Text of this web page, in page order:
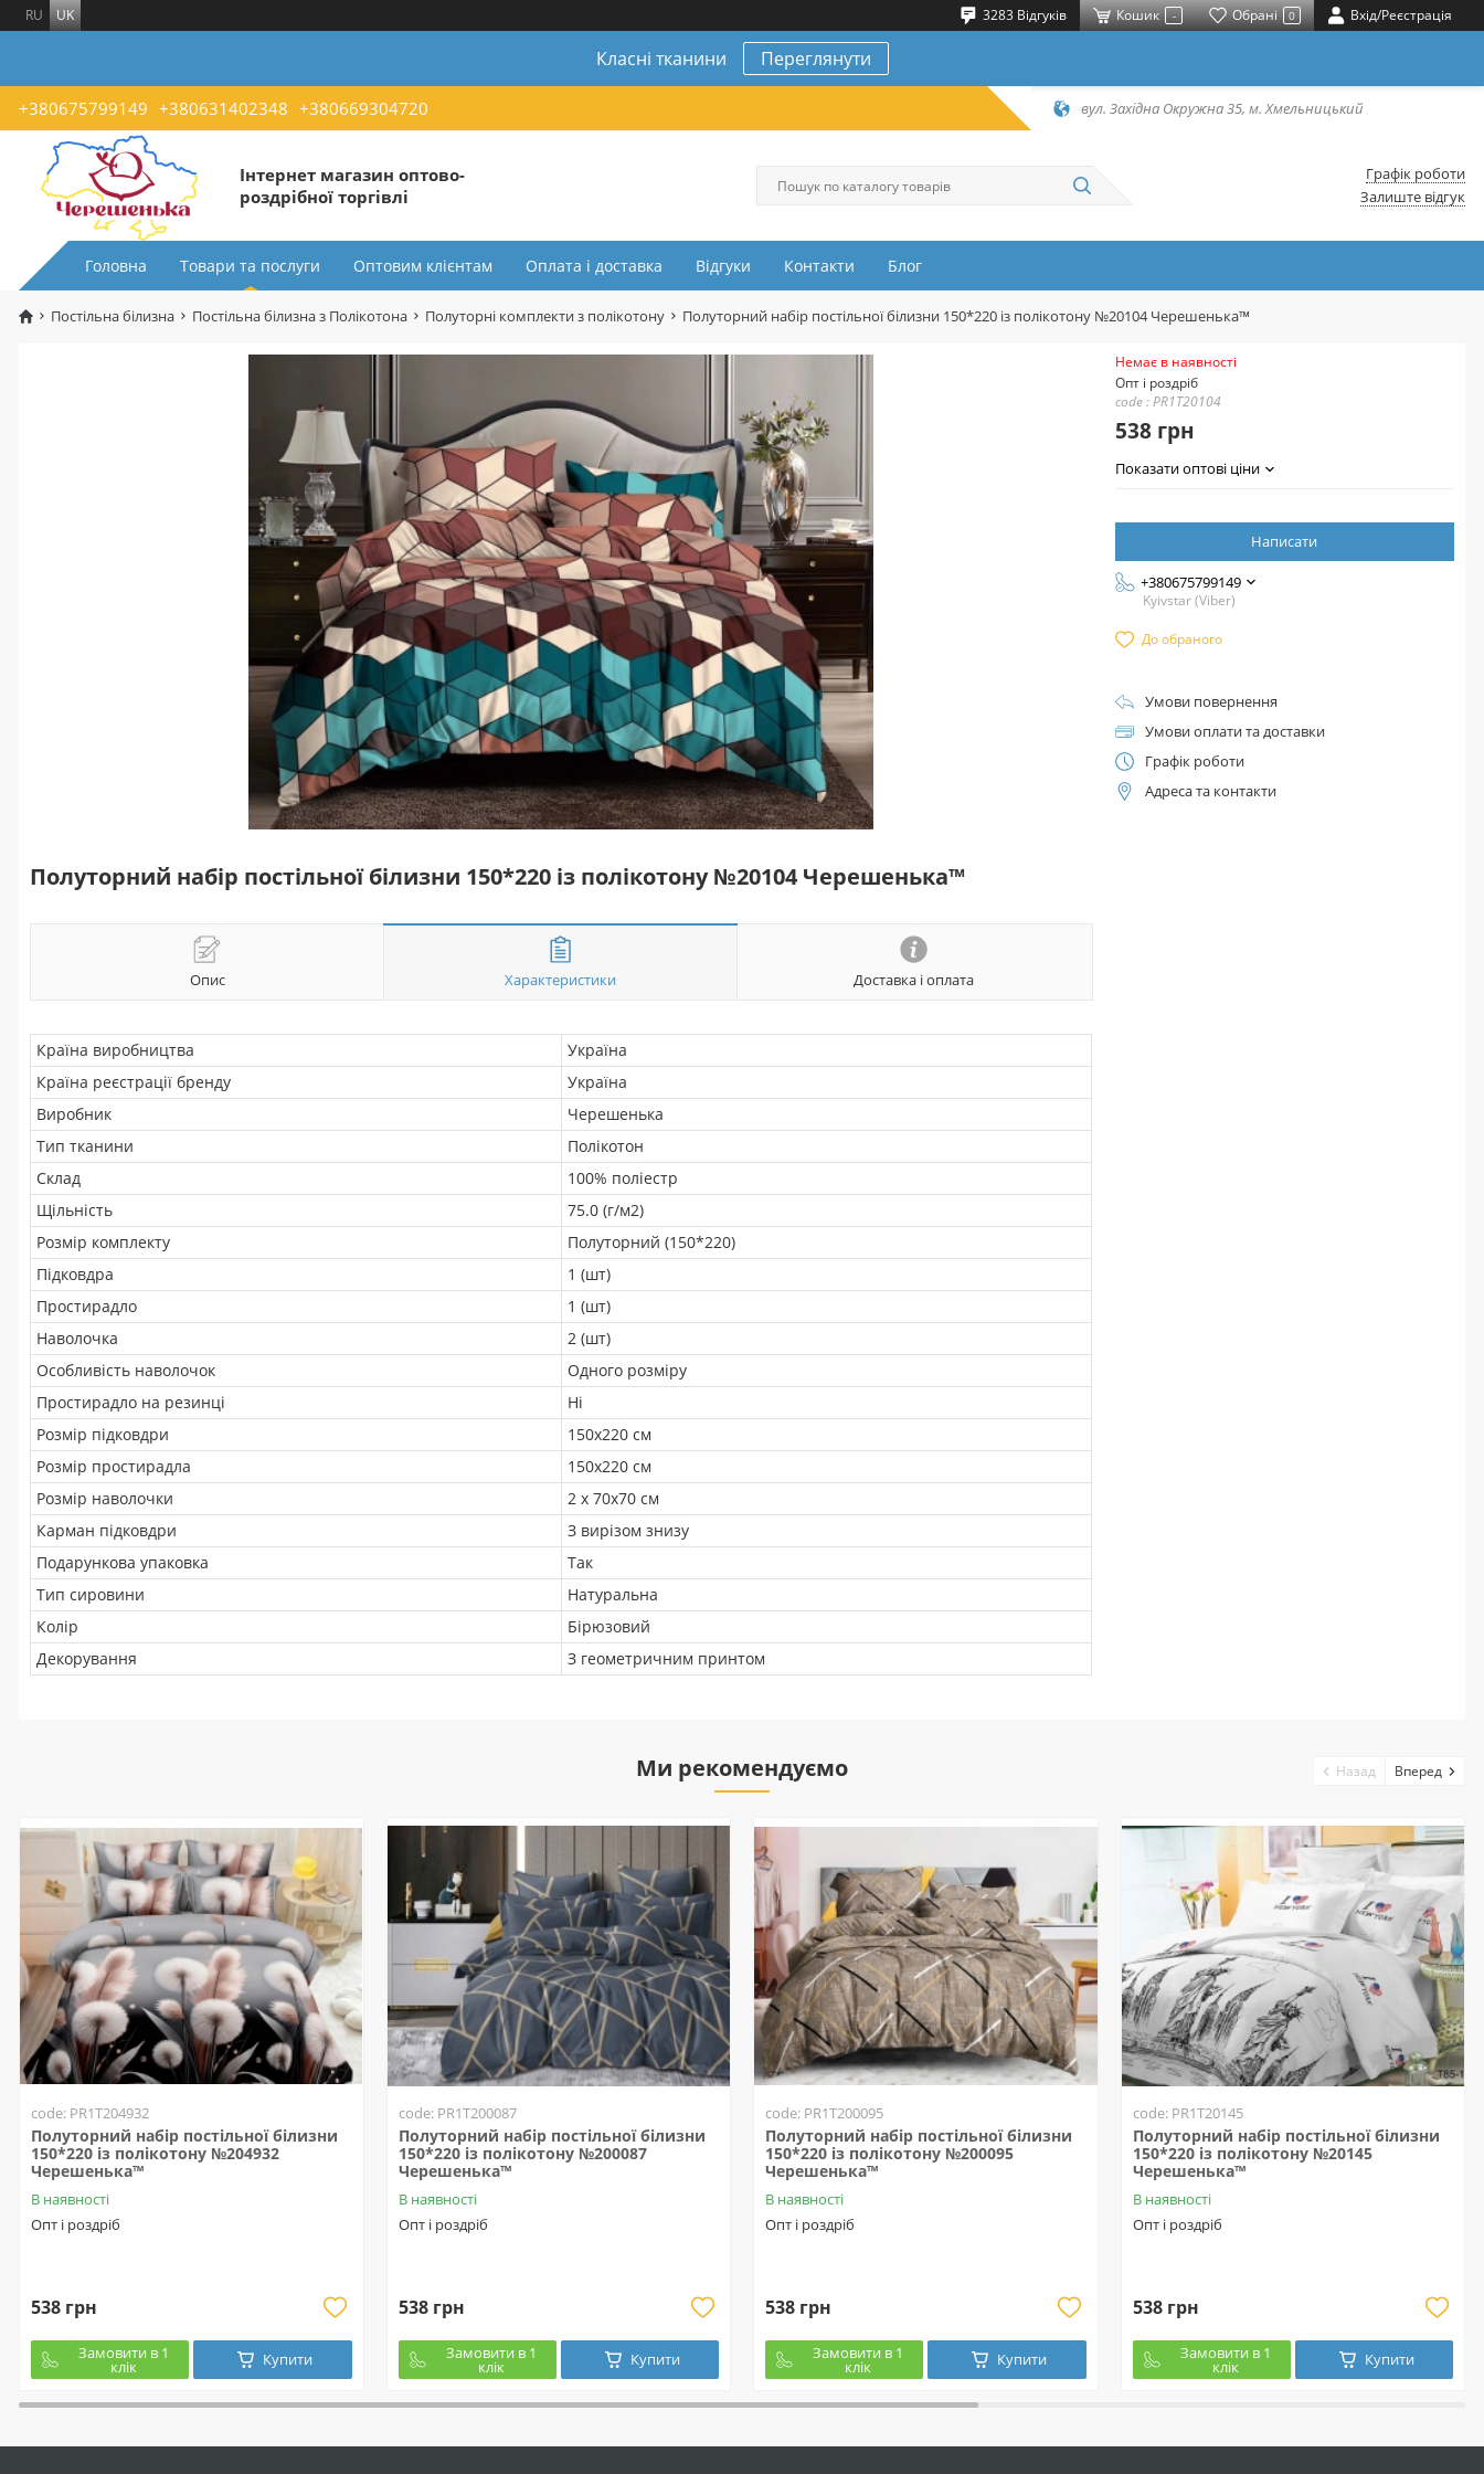
RU UK 3283 Відгуків Кошик - Обрані 0 Вхід/Реєстрація
Класні тканини Переглянути
+380675799149 +380631402348 +380669304720 вул. Західна Окружна 35, м. Хмельницький
Інтернет магазин оптово-
роздрібної торгівлі
Графік роботи
Залиште відгук
Головна Товари та послуги Оптовим клієнтам Оплата і доставка Відгуки Контакти Блог
Постільна білизна Постільна білизна з Полікотона Полуторні комплекти з полікотону Полуторний набір постільної білизни 150*220 із полікотону №20104 Черешенька™
Полуторний набір постільної білизни 150*220 із полікотону №20104 Черешенька™
Опис Характеристики Доставка і оплата
Країна виробництва
Україна
Країна реєстрації бренду
Україна
Виробник
Черешенька
Тип тканини
Полікотон
Склад
100% поліестр
Щільність
75.0 (г/м2)
Розмір комплекту
Полуторний (150*220)
Підковдра
1 (шт)
Простирадло
1 (шт)
Наволочка
2 (шт)
Особливість наволочок
Одного розміру
Простирадло на резинці
Ні
Розмір підковдри
150х220 см
Розмір простирадла
150х220 см
Розмір наволочки
2 х 70х70 см
Карман підковдри
З вирізом знизу
Подарункова упаковка
Так
Тип сировини
Натуральна
Колір
Бірюзовий
Декорування
З геометричним принтом
Немає в наявності
Опт і роздріб
code : PR1T20104
538 грн
Показати оптові ціни
Написати
+380675799149
Kyivstar (Viber)
До обраного
Умови повернення
Умови оплати та доставки
Графік роботи
Адреса та контакти
Ми рекомендуємо
code: PR1T204932
Полуторний набір постільної білизни
150*220 із полікотону №204932
Черешенька™
В наявності
Опт і роздріб
538 грн
Замовити в 1
клік Купити
code: PR1T200087
Полуторний набір постільної білизни
150*220 із полікотону №200087
Черешенька™
В наявності
Опт і роздріб
538 грн
Замовити в 1
клік Купити
code: PR1T200095
Полуторний набір постільної білизни
150*220 із полікотону №200095
Черешенька™
В наявності
Опт і роздріб
538 грн
Замовити в 1
клік Купити
code: PR1T20145
Полуторний набір постільної білизни
150*220 із полікотону №20145
Черешенька™
В наявності
Опт і роздріб
538 грн
Замовити в 1
клік Купити
Назад Вперед